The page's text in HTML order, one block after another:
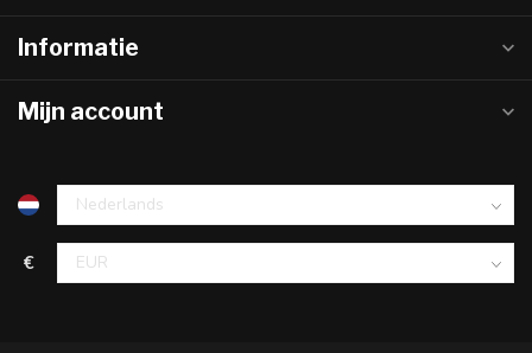
Informatie
Mijn account
€